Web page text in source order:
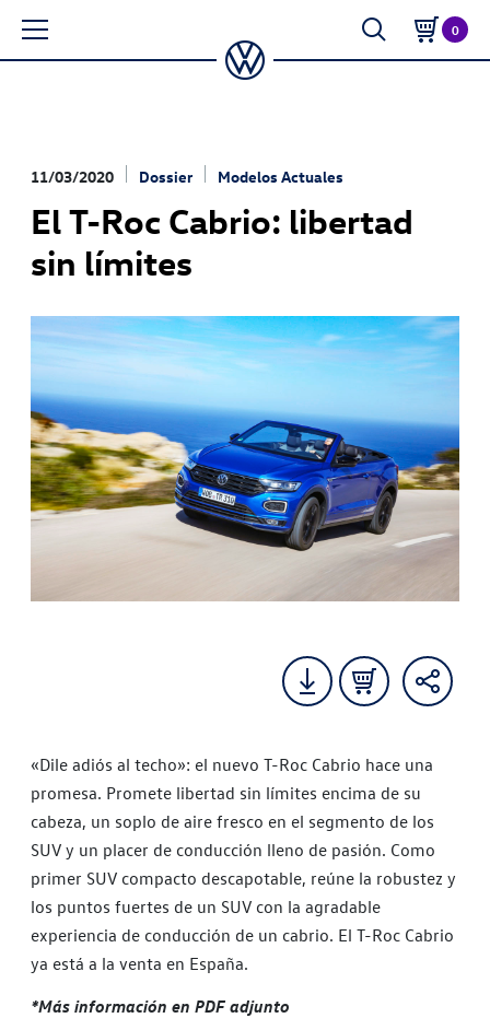
0
11/03/2020 Dossier Modelos Actuales
El T-Roc Cabrio: libertad
sin límites
«Dile adiós al techo»: el nuevo T-Roc Cabrio hace una
promesa. Promete libertad sin límites encima de su
cabeza, un soplo de aire fresco en el segmento de los
SUV y un placer de conducción lleno de pasión. Como
primer SUV compacto descapotable, reúne la robustez y
los puntos fuertes de un SUV con la agradable
experiencia de conducción de un cabrio. El T-Roc Cabrio
ya está a la venta en España.
*Más información en PDF adjunto